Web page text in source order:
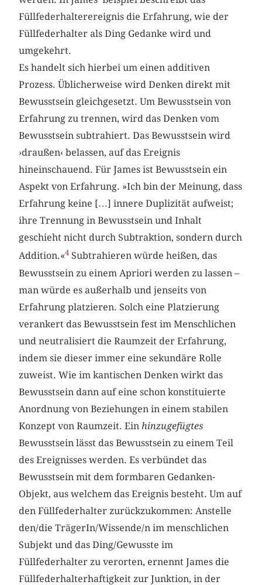
Füllfederhalterereignis die Erfahrung, wie der
Füllfederhalter als Ding Gedanke wird und
umgekehrt.
Es handelt sich hierbei um einen additiven
Prozess. Üblicherweise wird Denken direkt mit
Bewusstsein gleichgesetzt. Um Bewusstsein von
Erfahrung zu trennen, wird das Denken vom
Bewusstsein subtrahiert. Das Bewusstsein wird
›draußen‹ belassen, auf das Ereignis
hineinschauend. Für James ist Bewusstsein ein
Aspekt von Erfahrung. »Ich bin der Meinung, dass
Erfahrung keine […] innere Duplizität aufweist;
ihre Trennung in Bewusstsein und Inhalt
geschieht nicht durch Subtraktion, sondern durch
Addition.«4 Subtrahieren würde heißen, das
Bewusstsein zu einem Apriori werden zu lassen –
man würde es außerhalb und jenseits von
Erfahrung platzieren. Solch eine Platzierung
verankert das Bewusstsein fest im Menschlichen
und neutralisiert die Raumzeit der Erfahrung,
indem sie dieser immer eine sekundäre Rolle
zuweist. Wie im kantischen Denken wirkt das
Bewusstsein dann auf eine schon konstituierte
Anordnung von Beziehungen in einem stabilen
Konzept von Raumzeit. Ein hinzugefügtes
Bewusstsein lässt das Bewusstsein zu einem Teil
des Ereignisses werden. Es verbündet das
Bewusstsein mit dem formbaren Gedanken-
Objekt, aus welchem das Ereignis besteht. Um auf
den Füllfederhalter zurückzukommen: Anstelle
den/die TrägerIn/Wissende/n im menschlichen
Subjekt und das Ding/Gewusste im
Füllfederhalter zu verorten, ernennt James die
Füllfederhalterhaftigkeit zur Junktion, in der